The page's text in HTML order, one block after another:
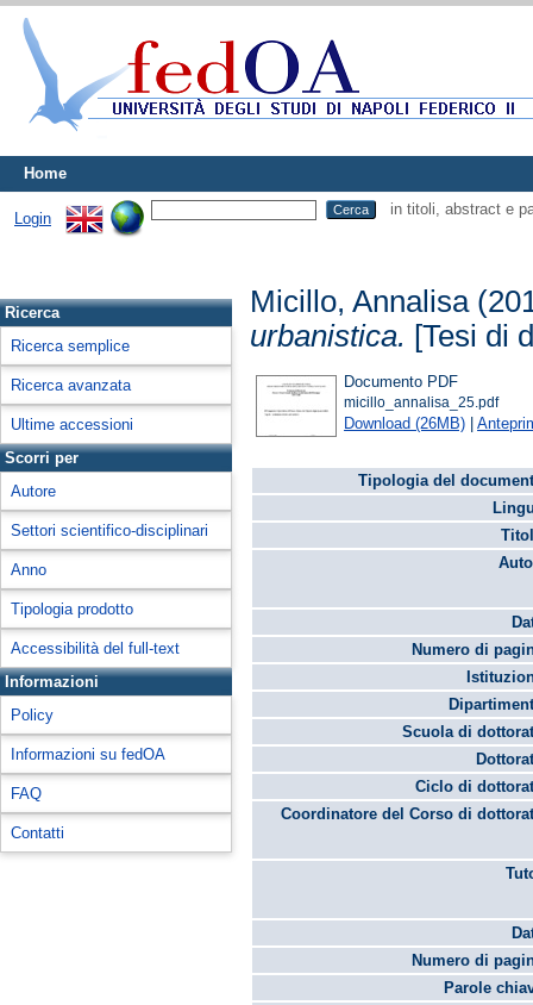
Home
Login
in titoli, abstract e
Ricerca
Ricerca semplice
Ricerca avanzata
Ultime accessioni
Scorri per
Autore
Settori scientifico-disciplinari
Anno
Tipologia prodotto
Accessibilità del full-text
Informazioni
Policy
Informazioni su fedOA
FAQ
Contatti
Micillo, Annalisa
urbanistica. [Tesi di
Documento PDF
micillo_annalisa_25.pdf
Download (26MB) |
Tipologia del
Numero di
Scuola di
Ciclo di
Coordinatore del Corso di
Numero di
Parole